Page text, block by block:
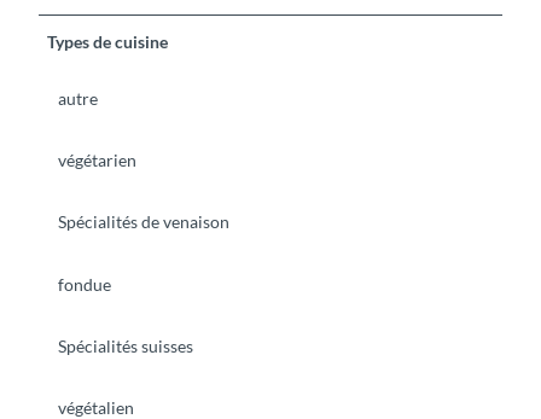
Types de cuisine
autre
végétarien
Spécialités de venaison
fondue
Spécialités suisses
végétalien